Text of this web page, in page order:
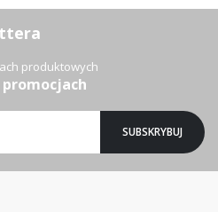
produktowych
SUBSKRYBUJ